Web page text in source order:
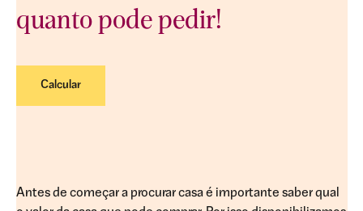
quanto pode pedir!
Calcular
Antes de começar a procurar casa é importante saber qual